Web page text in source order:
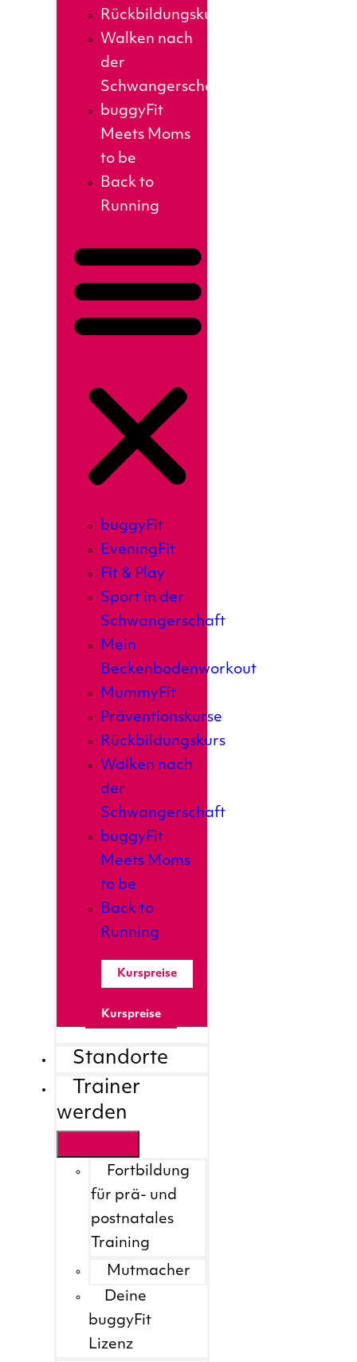
Rückbildungskurs
Walken nach
der
Schwangerschaft
buggyFit
Meets Moms
to be
Back to
Running
buggyFit
EveningFit
Fit & Play
Sport in der
Schwangerschaft
Mein
Beckenbodenworkout
MummyFit
Präventionskurse
Rückbildungskurs
Walken nach
der
Schwangerschaft
buggyFit
Meets Moms
to be
Back to
Running
Kurspreise
Kurspreise
Standorte
Trainer
werden
Fortbildung
für prä- und
postnatales
Training
Mutmacher
Deine
buggyFit
Lizenz